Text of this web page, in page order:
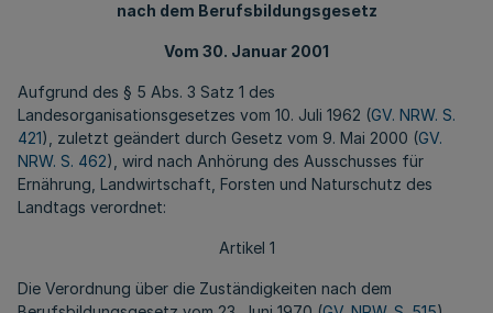
nach dem Berufsbildungsgesetz
Vom 30. Januar 2001
Aufgrund des § 5 Abs. 3 Satz 1 des
Landesorganisationsgesetzes vom 10. Juli 1962 (GV. NRW. S.
421), zuletzt geändert durch Gesetz vom 9. Mai 2000 (GV.
NRW. S. 462), wird nach Anhörung des Ausschusses für
Ernährung, Landwirtschaft, Forsten und Naturschutz des
Landtags verordnet:
Artikel 1
Die Verordnung über die Zuständigkeiten nach dem